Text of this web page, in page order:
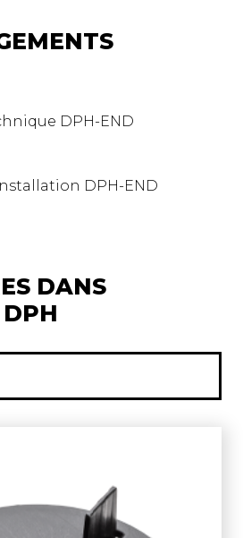
DPH-END
DPH-END
DANS